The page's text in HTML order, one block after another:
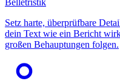
Setz harte, überprüfbare
dein Text wie ein Bericht
großen Behauptungen folgen.